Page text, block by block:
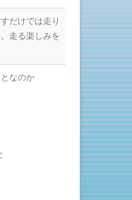
だけでは走り
走る楽しみを
なのか